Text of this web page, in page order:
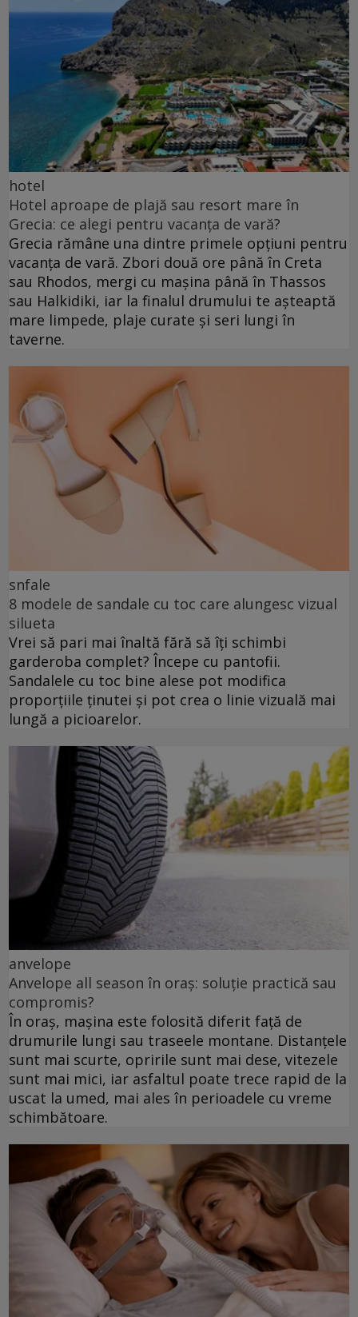
hotel
Hotel aproape de plajă sau resort mare în
Grecia: ce alegi pentru vacanța de vară?
Grecia rămâne una dintre primele opțiuni pentru
vacanța de vară. Zbori două ore până în Creta
sau Rhodos, mergi cu mașina până în Thassos
sau Halkidiki, iar la finalul drumului te așteaptă
mare limpede, plaje curate și seri lungi în
taverne.
snfale
8 modele de sandale cu toc care alungesc vizual
silueta
Vrei să pari mai înaltă fără să îți schimbi
garderoba complet? Începe cu pantofii.
Sandalele cu toc bine alese pot modifica
proporțiile ținutei și pot crea o linie vizuală mai
lungă a picioarelor.
anvelope
Anvelope all season în oraș: soluție practică sau
compromis?
În oraș, mașina este folosită diferit față de
drumurile lungi sau traseele montane. Distanțele
sunt mai scurte, opririle sunt mai dese, vitezele
sunt mai mici, iar asfaltul poate trece rapid de la
uscat la umed, mai ales în perioadele cu vreme
schimbătoare.